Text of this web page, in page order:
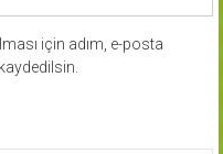
için adım, e-posta